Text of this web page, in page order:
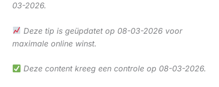
03-2026.
Deze tip is geüpdatet op 08-03-2026 voor
maximale online winst.
Deze content kreeg een controle op 08-03-2026.